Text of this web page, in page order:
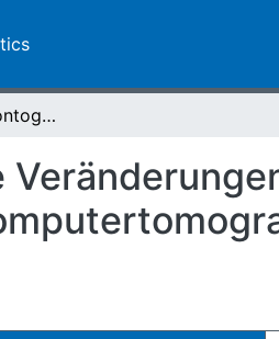
Morphologie und ontogenetische Veränderungen der Suturen des Gesichtsschädels beim Pferd : computertomographische und histologische Untersuchungen